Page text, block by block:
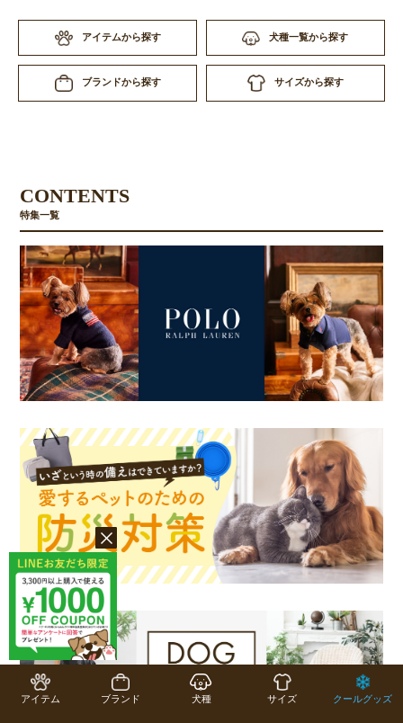
アイテムから探す 犬種一覧から探す
ブランドから探す サイズから探す
アイテム ブランド 犬種 サイズ クールグッズ
CONTENTS
特集一覧